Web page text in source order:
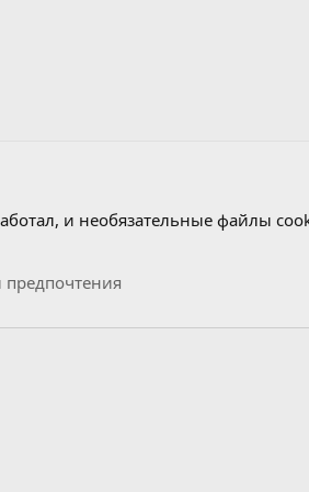
и необязательные файлы